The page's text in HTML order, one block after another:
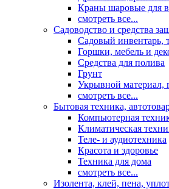
Краны шаровые для
смотреть все...
Садоводство и средства
Садовый инвентарь,
Горшки, мебель и
Средства для полива
Грунт
Укрывной материал,
смотреть все...
Бытовая техника,
Компьютерная
Климатическая
Теле- и аудиотехника
Красота и здоровье
Техника для дома
смотреть все...
Изолента, клей, пена,